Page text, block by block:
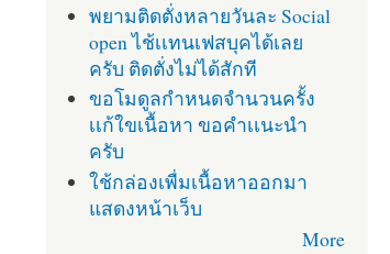
พยามติดตั่งหลายวันละ Social
open ไช้เเทนเฟสบุคได้เลย
ครับ ติดตั่งไม่ได้สักที
ขอโมดูลกำหนดจำนวนครั้ง
เเก้ใขเนื้อหา ขอคำเเนะนำ
ครับ
ใช้กล่องเพื่มเนื้อหาออกมา
แสดงหน้าเว็บ
More